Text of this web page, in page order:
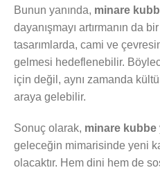
Bunun yanında, minare
dayanışmayı artırmanın da
tasarımlarda, cami ve
gelmesi hedeflenebilir.
için değil, aynı zamanda
araya gelebilir.
Sonuç olarak, minare kubbe
geleceğin mimarisinde yeni
olacaktır. Hem dini hem de